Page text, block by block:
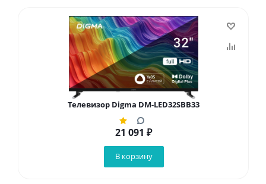
Телевизор Digma DM-LED32SBB33
21 091 ₽
В корзину